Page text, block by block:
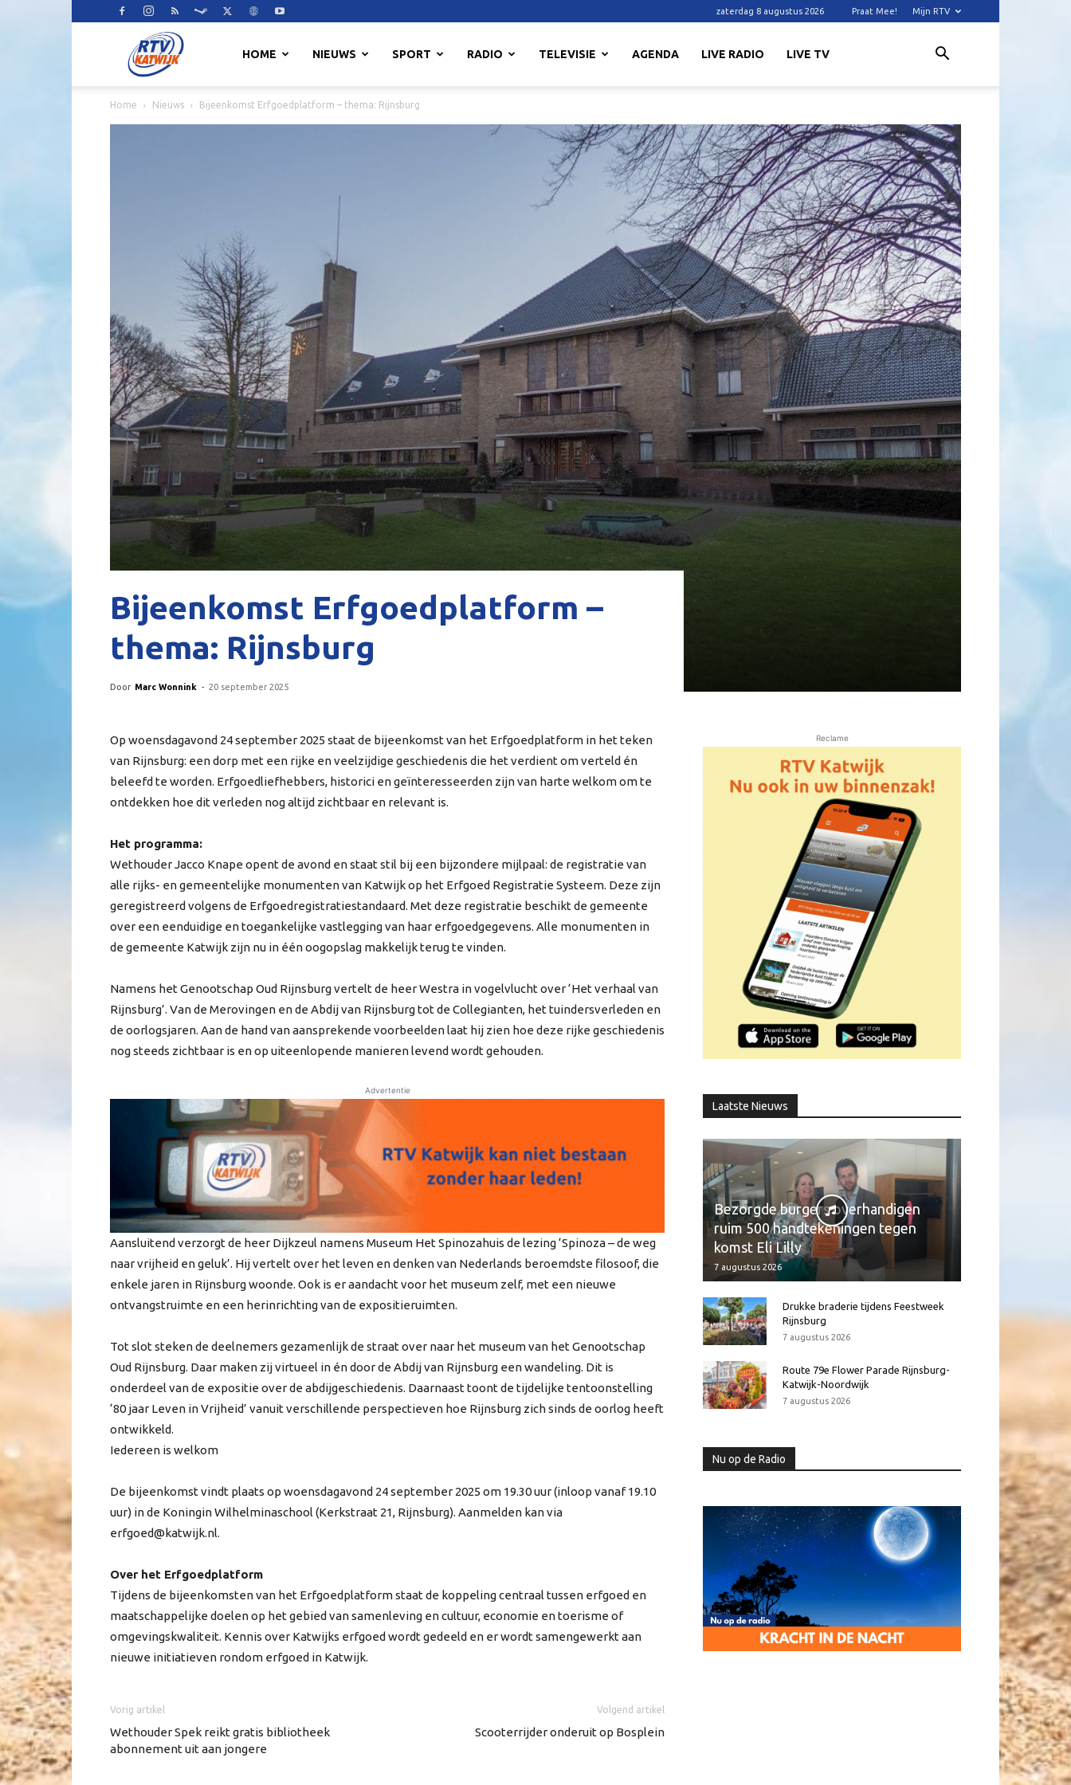
zaterdag 8 augustus 2026 Praat Mee! Mijn RTV
HOME NIEUWS SPORT RADIO TELEVISIE AGENDA LIVE RADIO LIVE TV
Home Nieuws Bijeenkomst Erfgoedplatform – thema: Rijnsburg
Bijeenkomst Erfgoedplatform –
thema: Rijnsburg
Door Marc Wonnink - 20 september 2025
Op woensdagavond 24 september 2025 staat de bijeenkomst van het Erfgoedplatform in het teken
van Rijnsburg: een dorp met een rijke en veelzijdige geschiedenis die het verdient om verteld én
beleefd te worden. Erfgoedliefhebbers, historici en geïnteresseerden zijn van harte welkom om te
ontdekken hoe dit verleden nog altijd zichtbaar en relevant is.
Het programma:
Wethouder Jacco Knape opent de avond en staat stil bij een bijzondere mijlpaal: de registratie van
alle rijks- en gemeentelijke monumenten van Katwijk op het Erfgoed Registratie Systeem. Deze zijn
geregistreerd volgens de Erfgoedregistratiestandaard. Met deze registratie beschikt de gemeente
over een eenduidige en toegankelijke vastlegging van haar erfgoedgegevens. Alle monumenten in
de gemeente Katwijk zijn nu in één oogopslag makkelijk terug te vinden.
Namens het Genootschap Oud Rijnsburg vertelt de heer Westra in vogelvlucht over ‘Het verhaal van
Rijnsburg’. Van de Merovingen en de Abdij van Rijnsburg tot de Collegianten, het tuindersverleden en
de oorlogsjaren. Aan de hand van aansprekende voorbeelden laat hij zien hoe deze rijke geschiedenis
nog steeds zichtbaar is en op uiteenlopende manieren levend wordt gehouden.
Advertentie
Aansluitend verzorgt de heer Dijkzeul namens Museum Het Spinozahuis de lezing ‘Spinoza – de weg
naar vrijheid en geluk’. Hij vertelt over het leven en denken van Nederlands beroemdste filosoof, die
enkele jaren in Rijnsburg woonde. Ook is er aandacht voor het museum zelf, met een nieuwe
ontvangstruimte en een herinrichting van de expositieruimten.
Tot slot steken de deelnemers gezamenlijk de straat over naar het museum van het Genootschap
Oud Rijnsburg. Daar maken zij virtueel in én door de Abdij van Rijnsburg een wandeling. Dit is
onderdeel van de expositie over de abdijgeschiedenis. Daarnaast toont de tijdelijke tentoonstelling
‘80 jaar Leven in Vrijheid’ vanuit verschillende perspectieven hoe Rijnsburg zich sinds de oorlog heeft
ontwikkeld.
Iedereen is welkom
De bijeenkomst vindt plaats op woensdagavond 24 september 2025 om 19.30 uur (inloop vanaf 19.10
uur) in de Koningin Wilhelminaschool (Kerkstraat 21, Rijnsburg). Aanmelden kan via
erfgoed@katwijk.nl.
Over het Erfgoedplatform
Tijdens de bijeenkomsten van het Erfgoedplatform staat de koppeling centraal tussen erfgoed en
maatschappelijke doelen op het gebied van samenleving en cultuur, economie en toerisme of
omgevingskwaliteit. Kennis over Katwijks erfgoed wordt gedeeld en er wordt samengewerkt aan
nieuwe initiatieven rondom erfgoed in Katwijk.
Vorig artikel
Wethouder Spek reikt gratis bibliotheek
abonnement uit aan jongere
Volgend artikel
Scooterrijder onderuit op Bosplein
Reclame
Laatste Nieuws
Bezorgde burgers overhandigen
ruim 500 handtekeningen tegen
komst Eli Lilly
7 augustus 2026
Drukke braderie tijdens Feestweek
Rijnsburg
7 augustus 2026
Route 79e Flower Parade Rijnsburg-
Katwijk-Noordwijk
7 augustus 2026
Nu op de Radio